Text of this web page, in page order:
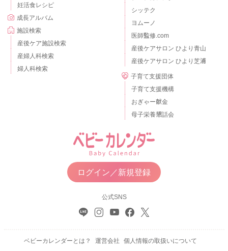
妊活食レシピ
成長アルバム
施設検索
産後ケア施設検索
産婦人科検索
婦人科検索
シッテク
ヨムーノ
医師監修.com
産後ケアサロン ひより青山
産後ケアサロン ひより芝浦
子育て支援団体
子育て支援機構
おぎゃー献金
母子栄養懇話会
ログイン／新規登録
公式SNS
ベビーカレンダーとは？ 運営会社 個人情報の取扱いについて